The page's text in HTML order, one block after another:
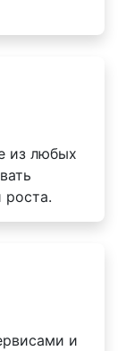
из любых
роста.
и